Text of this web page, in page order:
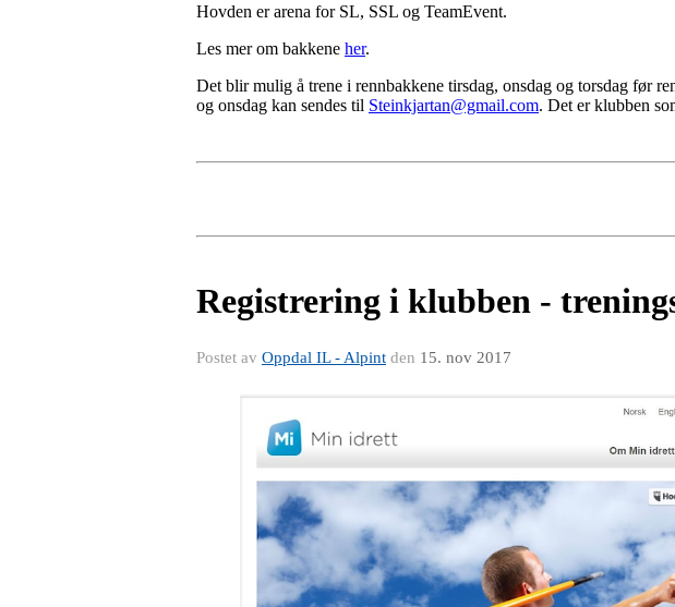
Hovden er arena for SL, SSL og TeamEvent.
Les mer om bakkene her.
Det blir mulig å trene i rennbakkene tirsdag, onsdag og torsdag før
og onsdag kan sendes til Steinkjartan@gmail.com. Det er klubben
Registrering i klubben -
Postet av Oppdal IL - Alpint den 15. nov 2017